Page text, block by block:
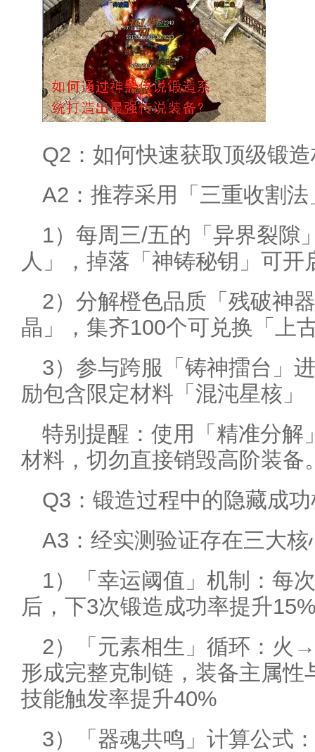
Q2：如何快速获取顶级锻
A2：推荐采用「三重收割法
1）每周三/五的「异界裂隙
人」，掉落「神铸秘钥」可开
2）分解橙色品质「残破神
晶」，集齐100个可兑换「上
3）参与跨服「铸神擂台」
励包含限定材料「混沌星核」
特别提醒：使用「精准分解
材料，切勿直接销毁高阶装备
Q3：锻造过程中的隐藏成
A3：经实测验证存在三大核
1）「幸运阈值」机制：每
后，下3次锻造成功率提升
2）「元素相生」循环：
形成完整克制链，装备主属性
技能触发率提升40%
3）「器魂共鸣」计算公式